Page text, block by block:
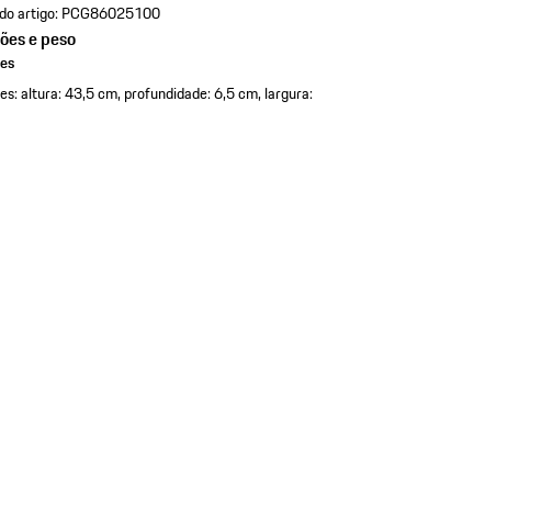
artigo:PCG86025100
e peso
altura: 43,5 cm, profundidade: 6,5 cm, largura: